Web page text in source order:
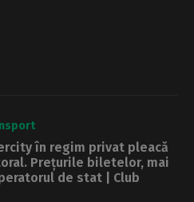
în regim privat pleacă
Prețurile biletelor, mai
de stat | Club